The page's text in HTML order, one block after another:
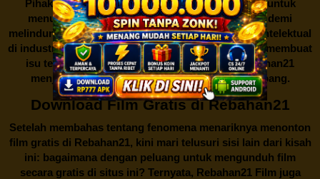
Pihak berwenang pun turut terlibat dalam upaya untuk
menutup situs-situs ilegal semacam Rebahan21 demi
melindungi keberlangsungan bisnis dan kekayaan intelektual
di industri hiburan. Konflik kepentingan inilah yang membuat
isu tentang menonton film secara gratis diRebahan21
menjadi perbincangan seru yang terus berkembang.
Download Film Gratis di Rebahan21
Setelah membahas tentang fenomena menariknya menonton
film gratis di Rebahan21, kini mari telusuri sisi lain dari kisah
ini: bagaimana dengan peluang untuk mengunduh film
secara gratis di situs ini? Ternyata, Rebahan21 Film juga